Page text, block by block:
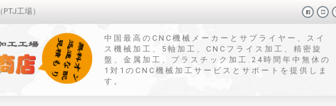
工場）
中国最高のCNC機械メーカーとサプライヤー、スイ
ス機械加工、5軸加工、CNCフライス加工、精密旋
盤、金属加工、プラスチック加工.24時間年中無休の
1対1のCNC機械加工サービスとサポートを提供しま
す。